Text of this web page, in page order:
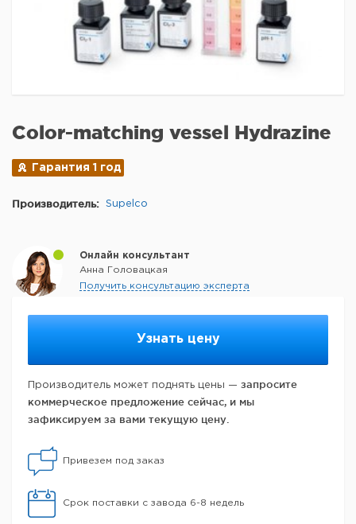
Узнать цену
Производитель может поднять цены — запросите
коммерческое предложение сейчас, и мы
зафиксируем за вами текущую цену.
Привезем под заказ
Срок поставки с завода 6-8 недель
Color-matching vessel Hydrazine
Гарантия 1 год
Производитель: Supelco
Онлайн консультант
Анна Головацкая
Получить консультацию эксперта